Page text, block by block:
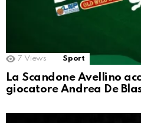
7 Views Sport
La Scandone Avellino
giocatore Andrea De